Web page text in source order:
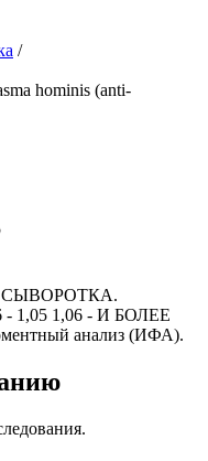
/
hominis (anti-
СЫВОРОТКА.
- 1,05 1,06 - И БОЛЕЕ
анализ (ИФА).